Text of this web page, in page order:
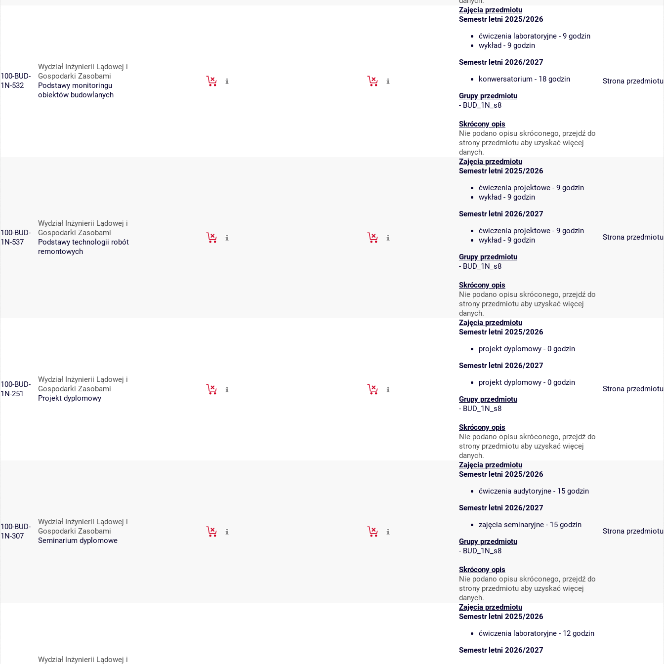
100-BUD-
1N-532
Wydział Inżynierii Lądowej i
Gospodarki Zasobami
Podstawy monitoringu
obiektów budowlanych
Zajęcia przedmiotu
Semestr letni 2025/2026
ćwiczenia laboratoryjne - 9 godzin
wykład - 9 godzin
Semestr letni 2026/2027
konwersatorium - 18 godzin
Grupy przedmiotu
- BUD_1N_s8
Skrócony opis
Nie podano opisu skróconego, przejdź do
strony przedmiotu aby uzyskać więcej
danych.
Strona przedmiotu
100-BUD-
1N-537
Wydział Inżynierii Lądowej i
Gospodarki Zasobami
Podstawy technologii robót
remontowych
Zajęcia przedmiotu
Semestr letni 2025/2026
ćwiczenia projektowe - 9 godzin
wykład - 9 godzin
Semestr letni 2026/2027
ćwiczenia projektowe - 9 godzin
wykład - 9 godzin
Grupy przedmiotu
- BUD_1N_s8
Skrócony opis
Nie podano opisu skróconego, przejdź do
strony przedmiotu aby uzyskać więcej
danych.
Strona przedmiotu
100-BUD-
1N-251
Wydział Inżynierii Lądowej i
Gospodarki Zasobami
Projekt dyplomowy
Zajęcia przedmiotu
Semestr letni 2025/2026
projekt dyplomowy - 0 godzin
Semestr letni 2026/2027
projekt dyplomowy - 0 godzin
Grupy przedmiotu
- BUD_1N_s8
Skrócony opis
Nie podano opisu skróconego, przejdź do
strony przedmiotu aby uzyskać więcej
danych.
Strona przedmiotu
100-BUD-
1N-307
Wydział Inżynierii Lądowej i
Gospodarki Zasobami
Seminarium dyplomowe
Zajęcia przedmiotu
Semestr letni 2025/2026
ćwiczenia audytoryjne - 15 godzin
Semestr letni 2026/2027
zajęcia seminaryjne - 15 godzin
Grupy przedmiotu
- BUD_1N_s8
Skrócony opis
Nie podano opisu skróconego, przejdź do
strony przedmiotu aby uzyskać więcej
danych.
Strona przedmiotu
Wydział Inżynierii Lądowej i
Zajęcia przedmiotu
Semestr letni 2025/2026
ćwiczenia laboratoryjne - 12 godzin
Semestr letni 2026/2027